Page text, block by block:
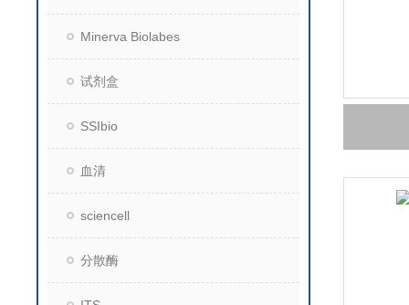
Minerva Biolabes
试剂盒
SSIbio
血清
sciencell
分散酶